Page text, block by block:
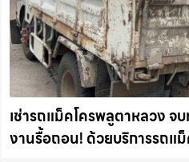
เช่ารถแม็คโครพลูตาหลวง
งานรื้อถอน! ด้วยบริการรถแม็